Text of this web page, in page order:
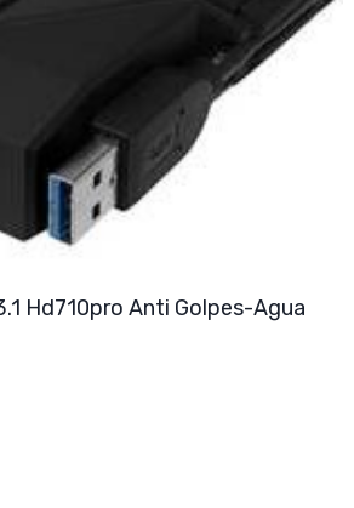
Hd710pro Anti Golpes-Agua